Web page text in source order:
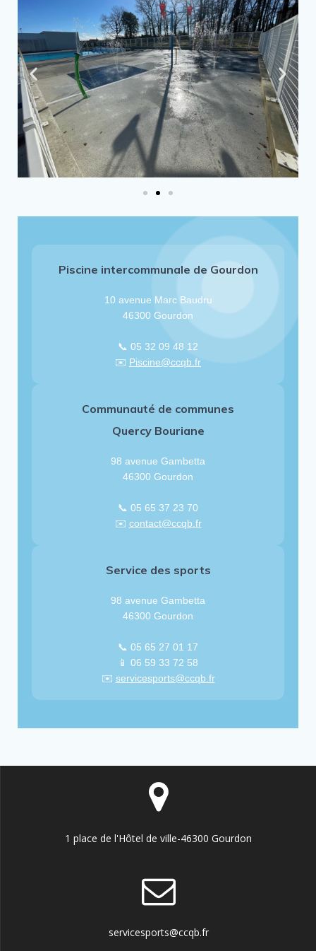
Piscine intercommunale de Gourdon
10 avenue Marc Baudru
46300 Gourdon
📞 05 32 09 48 12
✉️ Piscine@ccqb.fr
Communauté de communes
Quercy Bouriane
98 avenue Gambetta
46300 Gourdon
📞 05 65 37 23 70
✉️ contact@ccqb.fr
Service des sports
98 avenue Gambetta
46300 Gourdon
📞 05 65 27 01 17
📱 06 59 33 72 58
✉️ servicesports@ccqb.fr
1 place de l'Hôtel de ville-46300 Gourdon
servicesports@ccqb.fr